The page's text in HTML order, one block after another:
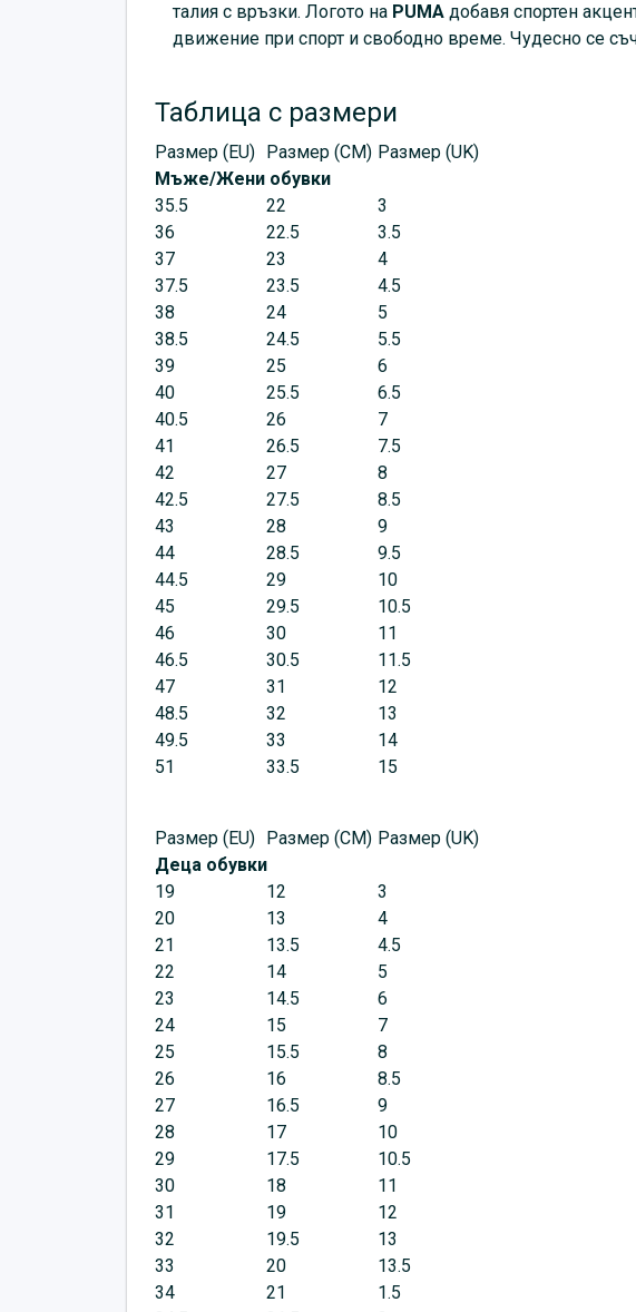
талия с връзки. Логото на PUMA добавя спортен
движение при спорт и свободно време. Чудесно се
Таблица с размери
Размер (EU) Размер (CM) Размер (UK)
Мъже/Жени обувки
35.5
22
3
36
22.5
3.5
37
23
4
37.5
23.5
4.5
38
24
5
38.5
24.5
5.5
39
25
6
40
25.5
6.5
40.5
26
7
41
26.5
7.5
42
27
8
42.5
27.5
8.5
43
28
9
44
28.5
9.5
44.5
29
10
45
29.5
10.5
46
30
11
46.5
30.5
11.5
47
31
12
48.5
32
13
49.5
33
14
51
33.5 15
Размер (EU) Размер (CM) Размер (UK)
Деца обувки
19
12
3
20
13
4
21
13.5
4.5
22
14
5
23
14.5
6
24
15
7
25
15.5
8
26
16
8.5
27
16.5
9
28
17
10
29
17.5
10.5
30
18
11
31
19
12
32
19.5
13
33
20
13.5
34
21
1.5